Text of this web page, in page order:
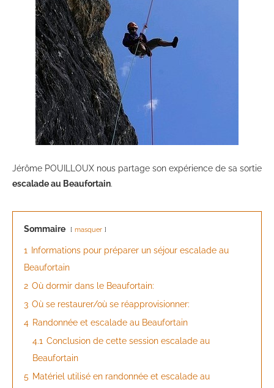
Jérôme POUILLOUX nous partage son expérience de sa sortie
escalade au Beaufortain.
Sommaire masquer
1
Informations pour préparer un séjour escalade au
Beaufortain
2 Où dormir dans le Beaufortain:
3 Où se restaurer/où se réapprovisionner:
4 Randonnée et escalade au Beaufortain
4.1 Conclusion de cette session escalade au
Beaufortain
5 Matériel utilisé en randonnée et escalade au